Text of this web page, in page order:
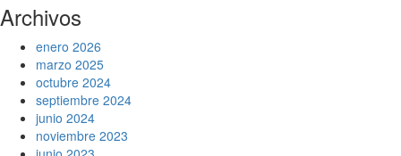
Archivos
enero 2026
marzo 2025
octubre 2024
septiembre 2024
junio 2024
noviembre 2023